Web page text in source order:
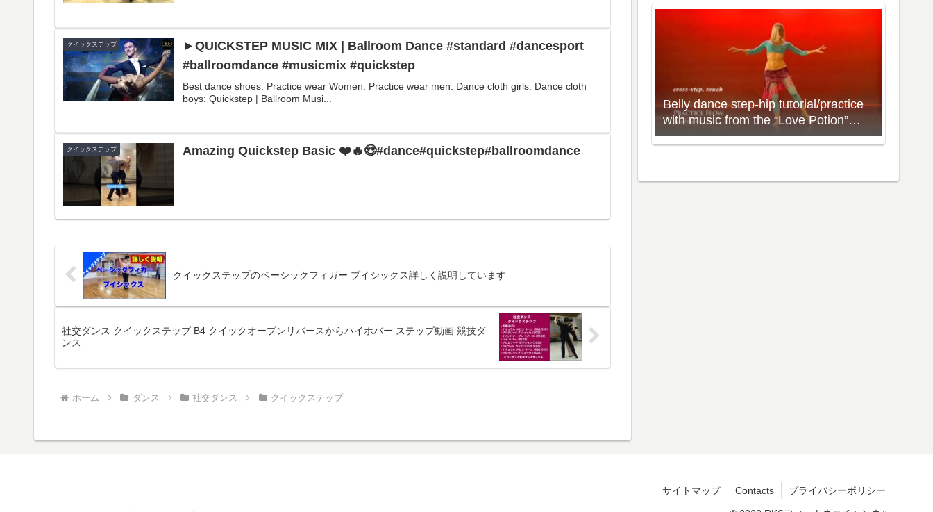
クイックステップ
►QUICKSTEP MUSIC MIX | Ballroom Dance #standard #dancesport
#ballroomdance #musicmix #quickstep
Best dance shoes: Practice wear Women: Practice wear men: Dance cloth girls: Dance cloth
boys: Quickstep | Ballroom Musi...
クイックステップ Amazing Quickstep Basic ❤️🔥😍#dance#quickstep#ballroomdance
クイックステップのベーシックフィガー ブイシックス詳しく説明しています
社交ダンス クイックステップ B4 クイックオープンリバースからハイホバー ステップ動画 競技ダ
ンス
ホーム ダンス 社交ダンス クイックステップ
Belly dance step-hip tutorial/practice
with music from the “Love Potion”
Workout with Neon
サイトマップ Contacts プライバシーポリシー